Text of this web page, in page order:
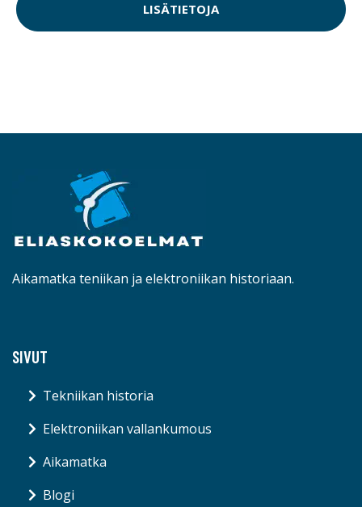
LISÄTIETOJA
Aikamatka teniikan ja elektroniikan historiaan.
SIVUT
Tekniikan historia
Elektroniikan vallankumous
Aikamatka
Blogi